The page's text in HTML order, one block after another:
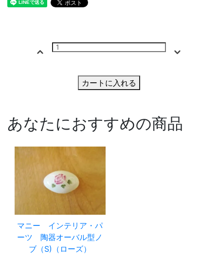
カートに入れる
あなたにおすすめの商品
マニー インテリア・パ
ーツ 陶器オーバル型ノ
ブ（S)（ローズ）